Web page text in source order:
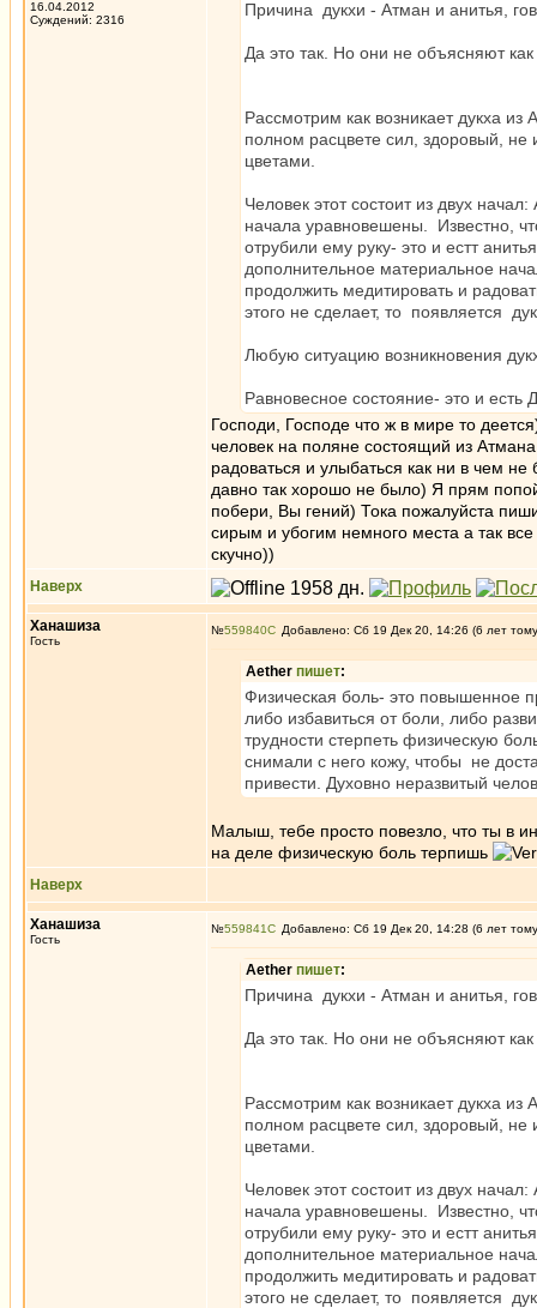
16.04.2012
Суждений: 2316
Причина дукхи - Атман и анитья,
Да это так. Но они не объясняют
Рассмотрим как возникает дукха
полном расцвете сил, здоровый,
цветами.
Человек этот состоит из двух
начала уравновешены. Известно,
отрубили ему руку- это и естт
дополнительное материальное
продолжить медитировать и
этого не сделает, то появляется
Любую ситуацию возникновения
Равновесное состояние- это и
Господи, Господе что ж в мире то
человек на поляне состоящий из
радоваться и улыбаться как ни в чем
давно так хорошо не было) Я прям
побери, Вы гений) Тока пожалуйста
сирым и убогим немного места а так
скучно))
Наверх
Ханашиза
Гость
№559840 Добавлено: Сб 19 Дек 20, 14:26 (6 лет
Aether пишет:
Физическая боль- это повышенное
либо избавиться от боли, либо
трудности стерпеть физическую
снимали с него кожу, чтобы не
привести. Духовно неразвитый
Малыш, тебе просто повезло, что ты в
на деле физическую боль терпишь
Наверх
Ханашиза
Гость
№559841 Добавлено: Сб 19 Дек 20, 14:28 (6 лет
Aether пишет:
Причина дукхи - Атман и анитья,
Да это так. Но они не объясняют
Рассмотрим как возникает дукха
полном расцвете сил, здоровый,
цветами.
Человек этот состоит из двух
начала уравновешены. Известно,
отрубили ему руку- это и естт
дополнительное материальное
продолжить медитировать и
этого не сделает, то появляется